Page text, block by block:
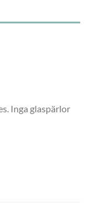
Inga glaspärlor